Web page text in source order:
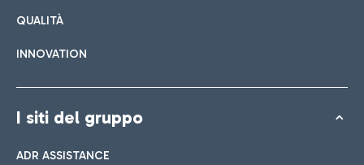
QUALITÀ
INNOVATION
I siti del gruppo
ADR ASSISTANCE